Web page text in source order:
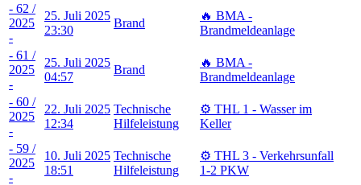
- 62 /
2025
-
25. Juli 2025
23:30
Brand
🔥 BMA -
Brandmeldeanlage
- 61 /
2025
-
25. Juli 2025
04:57
Brand
🔥 BMA -
Brandmeldeanlage
- 60 /
2025
-
22. Juli 2025
12:34
Technische
Hilfeleistung
⚙️ THL 1 - Wasser im
Keller
- 59 /
2025
-
10. Juli 2025
18:51
Technische
Hilfeleistung
⚙️ THL 3 - Verkehrsunfall
1-2 PKW